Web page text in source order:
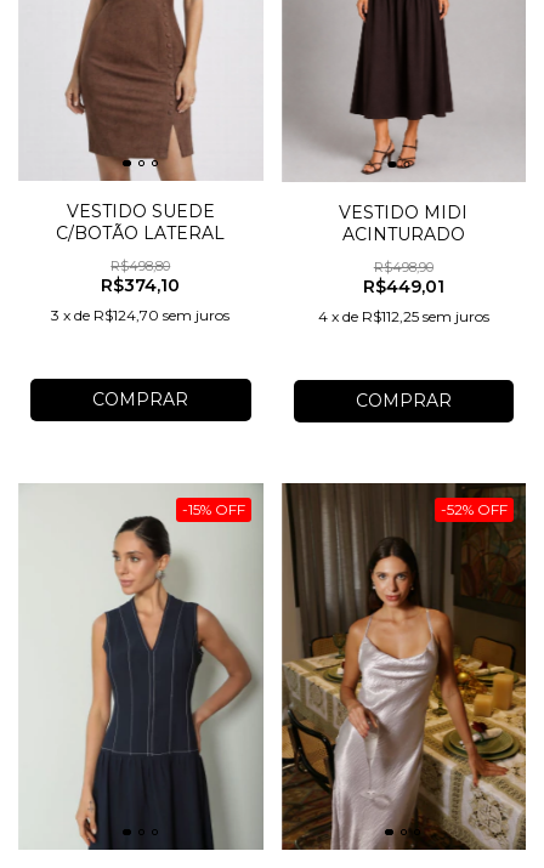
VESTIDO SUEDE
C/BOTÃO LATERAL
R$498,80
R$374,10
3 xde R$124,70 sem juros
COMPRAR
VESTIDO MIDI
ACINTURADO
R$498,90
R$449,01
4 x de R$112,25 sem juros
COMPRAR
-15% OFF -52% OFF